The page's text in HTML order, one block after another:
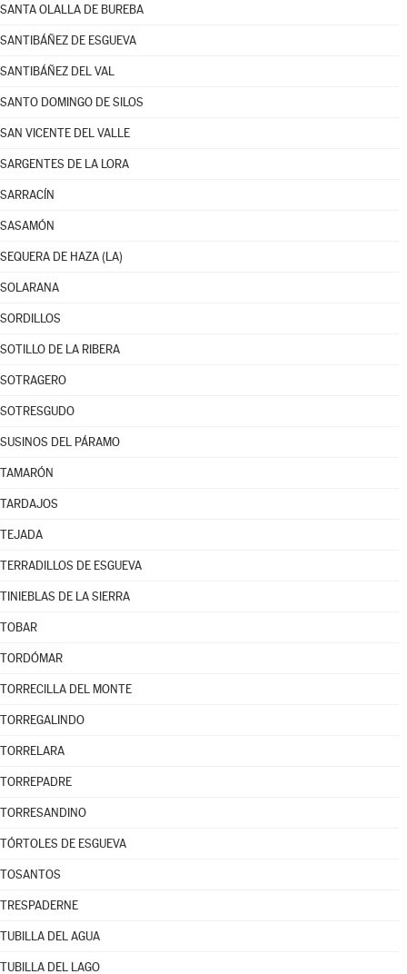
SANTA OLALLA DE BUREBA
SANTIBÁÑEZ DE ESGUEVA
SANTIBÁÑEZ DEL VAL
SANTO DOMINGO DE SILOS
SAN VICENTE DEL VALLE
SARGENTES DE LA LORA
SARRACÍN
SASAMÓN
SEQUERA DE HAZA (LA)
SOLARANA
SORDILLOS
SOTILLO DE LA RIBERA
SOTRAGERO
SOTRESGUDO
SUSINOS DEL PÁRAMO
TAMARÓN
TARDAJOS
TEJADA
TERRADILLOS DE ESGUEVA
TINIEBLAS DE LA SIERRA
TOBAR
TORDÓMAR
TORRECILLA DEL MONTE
TORREGALINDO
TORRELARA
TORREPADRE
TORRESANDINO
TÓRTOLES DE ESGUEVA
TOSANTOS
TRESPADERNE
TUBILLA DEL AGUA
TUBILLA DEL LAGO